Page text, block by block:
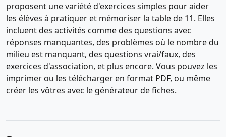
proposent une variété d'exercices simples pour aider
les élèves à pratiquer et mémoriser la table de 11. Elles
incluent des activités comme des questions avec
réponses manquantes, des problèmes où le nombre du
milieu est manquant, des questions vrai/faux, des
exercices d'association, et plus encore. Vous pouvez les
imprimer ou les télécharger en format PDF, ou même
créer les vôtres avec le générateur de fiches.